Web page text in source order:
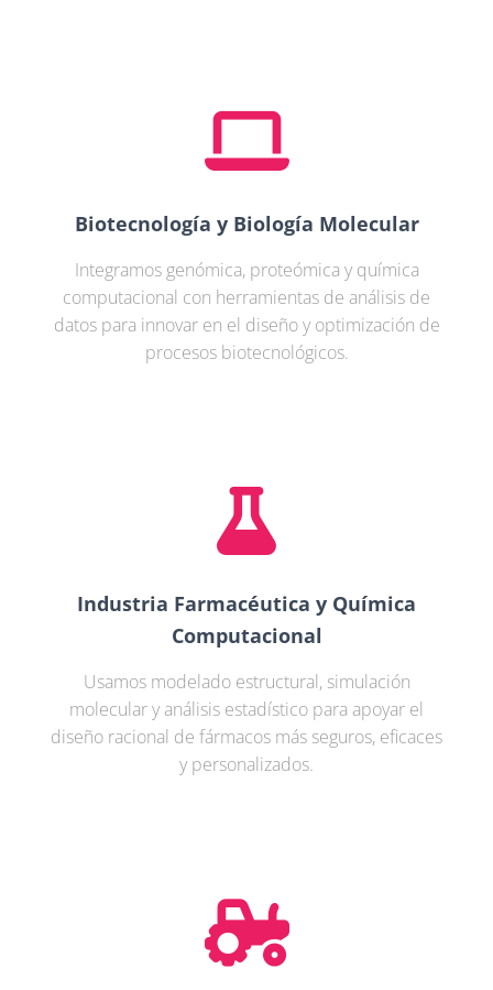
Biotecnología y Biología Molecular
Integramos genómica, proteómica y química
computacional con herramientas de análisis de
datos para innovar en el diseño y optimización de
procesos biotecnológicos.
Industria Farmacéutica y Química
Computacional
Usamos modelado estructural, simulación
molecular y análisis estadístico para apoyar el
diseño racional de fármacos más seguros, eficaces
y personalizados.